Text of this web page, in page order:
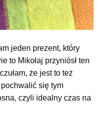
jeden prezent, który
to Mikołaj przyniósł ten
że jest to też
się tym
czyli idealny czas na